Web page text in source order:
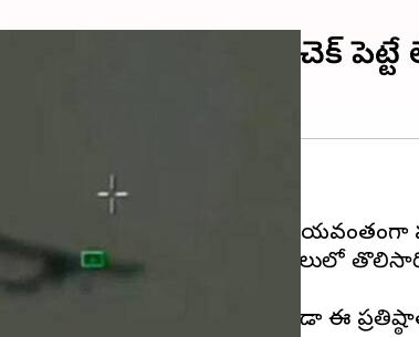
విజయం.. శత్రుద్రోన్లకు చెక్‌
దిశగా కీలకమైన అడుగు వేసింది.
లేజర్‌ ఆయుధ వ్యవస్థను భారత్‌ విజయవంతంగా
ఆంధ్రప్రదేశ్‌లోని కర్నూలులో
ఉండగా, ఇప్పుడు భారత్‌ కూడా ఈ